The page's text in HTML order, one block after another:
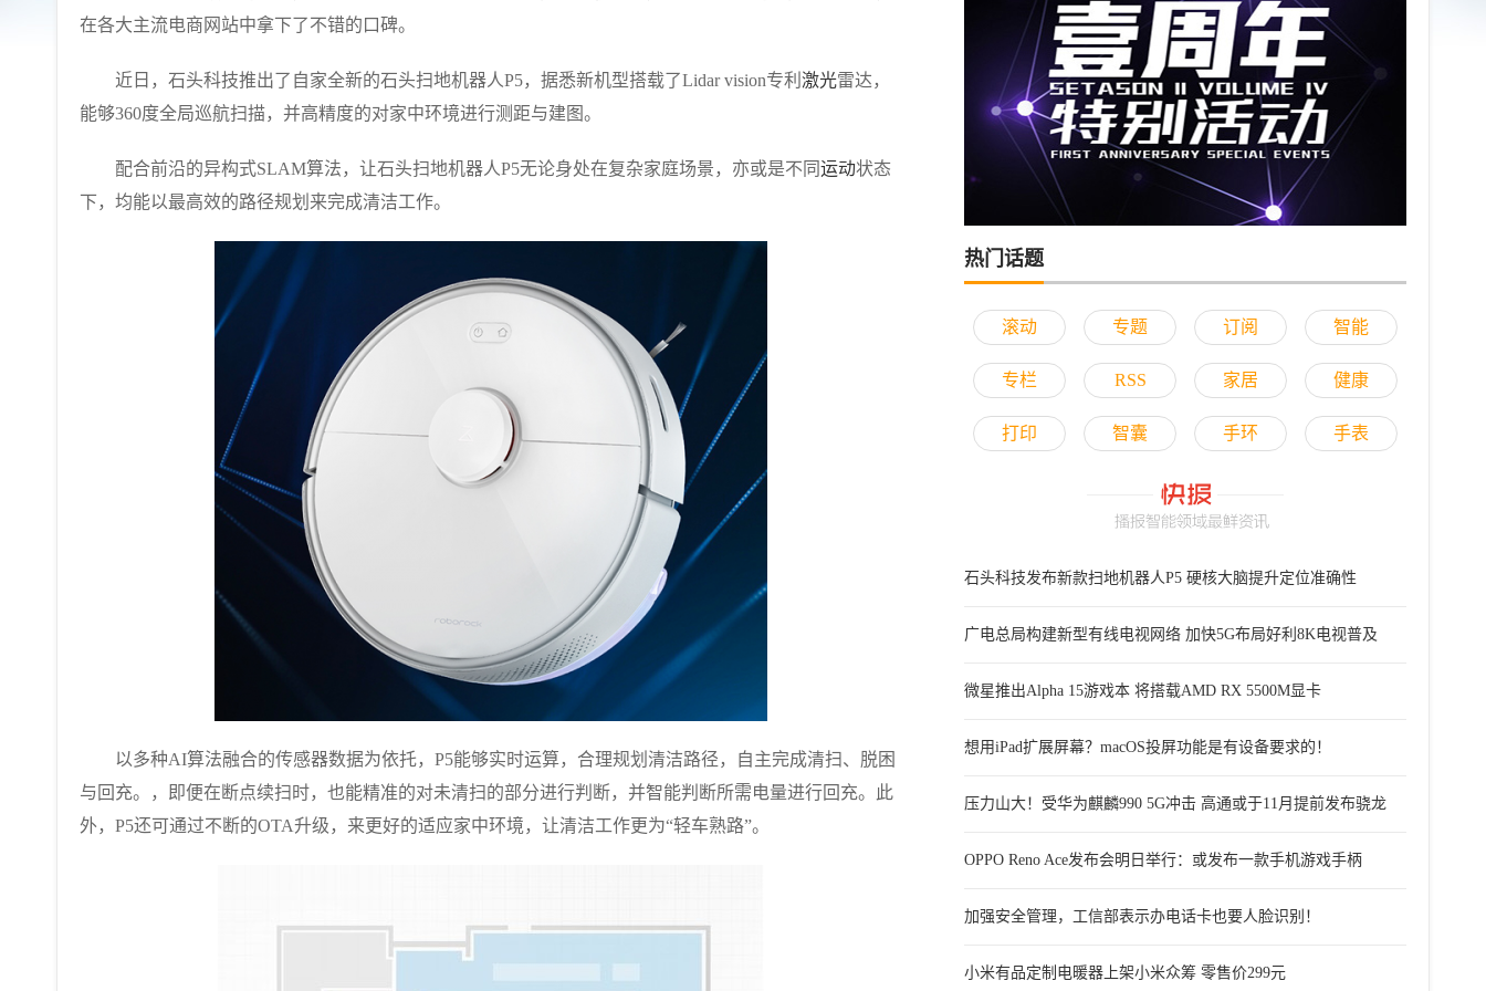
在各大主流电商网站中拿下了不错的口碑。
近日，石头科技推出了自家全新的石头扫地机器人P5，据悉新机型搭载了Lidar vision专利 激光雷达，
能够360度全局巡航扫描，并高精度的对家中环境进行测距与建图。
配合前沿的异构式SLAM算法，让石头扫地机器人P5无论身处在复杂家庭场景，亦或是不同 运动状态
下，均能以最高效的路径规划来完成清洁工作。
以多种AI算法融合的传感器数据为依托，P5能够实时运算，合理规划清洁路径，自主完成清扫、脱困
与回充。，即便在断点续扫时，也能精准的对未清扫的部分进行判断，并智能判断所需电量进行回充。此
外，P5还可通过不断的OTA升级，来更好的适应家中环境，让清洁工作更为“轻车熟路”。
热门话题
滚动 专题 订阅 智能
专栏 RSS 家居 健康
打印 智囊 手环 手表
石头科技发布新款扫地机器人P5 硬核大脑提升定位准确性
广电总局构建新型有线电视网络 加快5G布局好利8K电视普及
微星推出Alpha 15游戏本 将搭载AMD RX 5500M显卡
想用iPad扩展屏幕？macOS投屏功能是有设备要求的！
压力山大！受华为麒麟990 5G冲击 高通或于11月提前发布骁龙
865
OPPO Reno Ace发布会明日举行：或发布一款手机游戏手柄
加强安全管理，工信部表示办电话卡也要人脸识别！
小米有品定制电暖器上架小米众筹 零售价299元